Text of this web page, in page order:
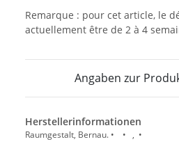
Remarque : pour cet article, le
actuellement être de 2 à 4
Angaben zur
Herstellerinformationen
Raumgestalt, Bernau. • • , •